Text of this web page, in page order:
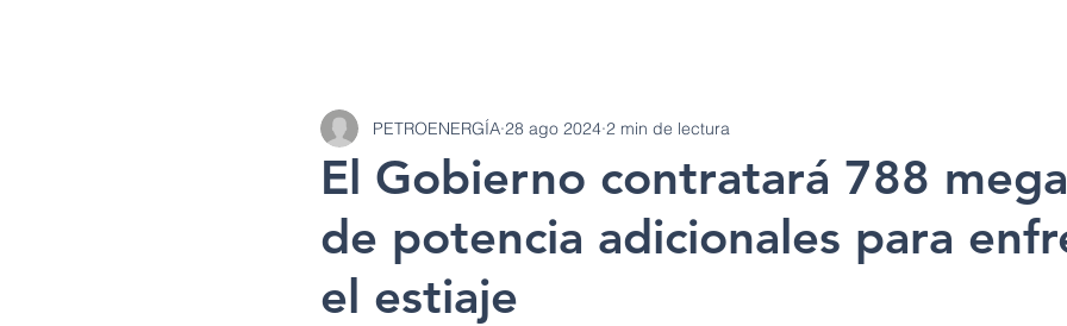
El Gobierno contratará 788
de potencia adicionales para
el estiaje
PETROENERGÍA 28 ago 2024 2 min de lectura